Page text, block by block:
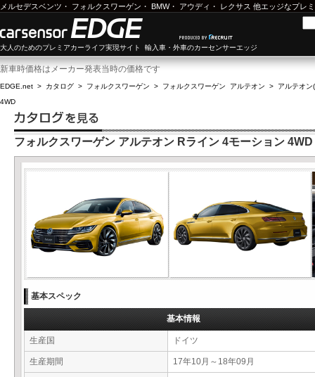
メルセデスベンツ ・ フォルクスワーゲン ・ BMW・ アウディ ・ レクサス 他エッジなプレ
大人のためのプレミアカーライフ実現サイト 輸入車・外車のカーセンサーエッジ
新車時価格はメーカー発表当時の価格です
EDGE.net > カタログ > フォルクスワーゲン > フォルクスワーゲン アルテオン > アルテオ
4WD
フォルクスワーゲン アルテオン Rライン 4モーション 4WD
基本スペック
基本情報
生産国 ドイツ
生産期間 17年10月～18年09月